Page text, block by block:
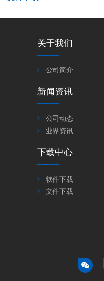
关于我们
公司简介
新闻资讯
公司动态
业界资讯
下载中心
软件下载
文件下载